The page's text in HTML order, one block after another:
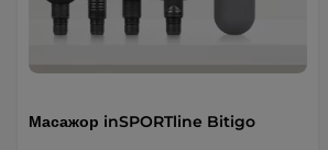
Масажор inSPORTline Bitigo